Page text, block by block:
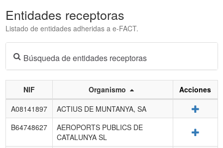
Entidades receptoras
Listado de entidades adheridas a e-FACT.
Búsqueda de entidades receptoras
Listado
de
entidades
NIF Organismo
Acciones
A08141897
ACTIUS DE MUNTANYA, SA
B64748627
AEROPORTS PUBLICS DE
CATALUNYA SL